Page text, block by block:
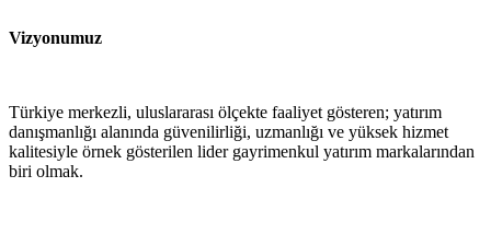
Vizyonumuz
Türkiye merkezli, uluslararası ölçekte faaliyet gösteren; yatırım
danışmanlığı alanında güvenilirliği, uzmanlığı ve yüksek hizmet
kalitesiyle örnek gösterilen lider gayrimenkul yatırım markalarından
biri olmak.